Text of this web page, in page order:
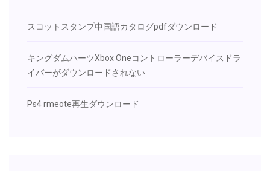
スコットスタンプ中国語カタログpdfダウンロード
キングダムハーツXbox Oneコントローラーデバイスドラ
イバーがダウンロードされない
Ps4 rmeote再生ダウンロード